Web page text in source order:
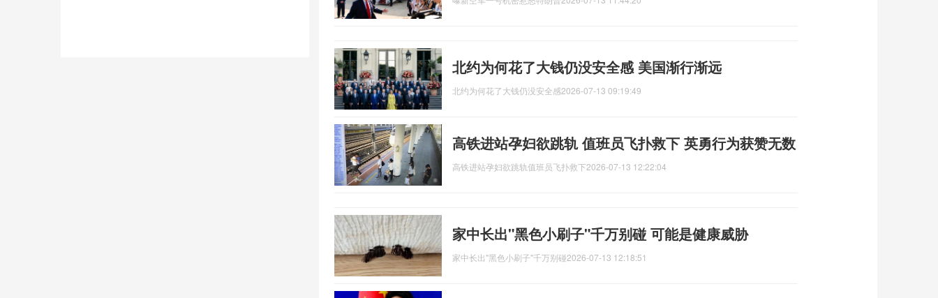
北约为何花了大钱仍没安全感 美国渐行渐远
北约为何花了大钱仍没安全感2026-07-13 09:19:49
高铁进站孕妇欲跳轨 值班员飞扑救下 英勇行为获赞无数
高铁进站孕妇欲跳轨值班员飞扑救下2026-07-13 12:22:04
家中长出"黑色小刷子"千万别碰 可能是健康威胁
家中长出"黑色小刷子"千万别碰2026-07-13 12:18:51